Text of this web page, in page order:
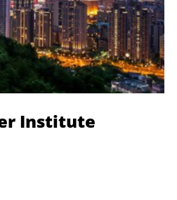
Institute